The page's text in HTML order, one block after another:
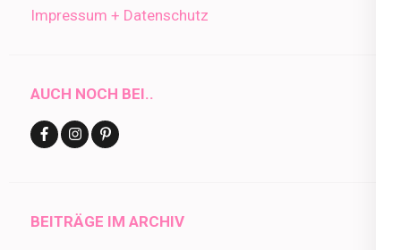
Impressum + Datenschutz
AUCH NOCH BEI..
BEITRÄGE IM ARCHIV